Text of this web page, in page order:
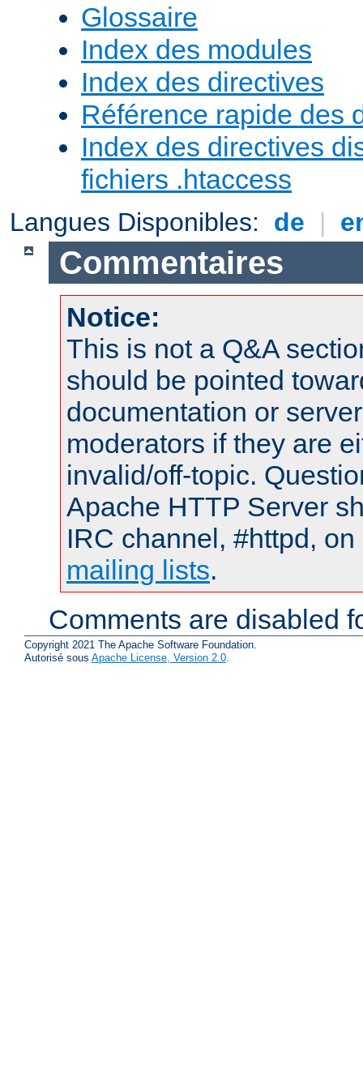
Glossaire
Index des modules
Index des directives
Référence rapide des
Index des directives
fichiers .htaccess
Langues Disponibles: de |
Commentaires
Notice:
This is not a Q&A
should be pointed
documentation or
moderators if they are
invalid/off-topic.
Apache HTTP Server
IRC channel, #httpd,
mailing lists.
Comments are disabled
Copyright 2021 The Apache Software Foundation.
Autorisé sous Apache License, Version 2.0